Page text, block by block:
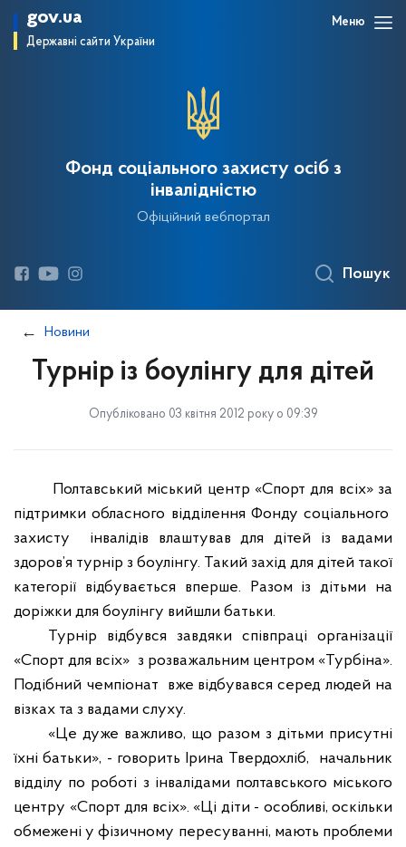
gov.ua
Державні сайти України
Меню
Фонд соціального захисту осіб з
інвалідністю
Офіційний вебпортал
Пошук
Новини
Турнір із боулінгу для дітей
Опубліковано 03 квітня 2012 року о 09:39
Полтавський міський центр «Спорт для всіх» за
підтримки обласного відділення Фонду соціального
захисту
інвалідів
влаштував для дітей із вадами
здоров’я турнір з боулінгу. Такий захід для дітей такої
категорії відбувається вперше. Разом із дітьми на
доріжки для боулінгу вийшли батьки.
Турнір відбувся завдяки співпраці організації
«Спорт для всіх» з розважальним центром «Турбіна».
Подібний чемпіонат вже відбувався серед людей на
візках та з вадами слуху.
«Це дуже важливо, що разом з дітьми присутні
їхні батьки», - говорить Ірина Твердохліб, начальник
відділу по роботі з інвалідами полтавського міського
центру «Спорт для всіх». «Ці діти - особливі, оскільки
обмежені у фізичному пересуванні, мають проблеми